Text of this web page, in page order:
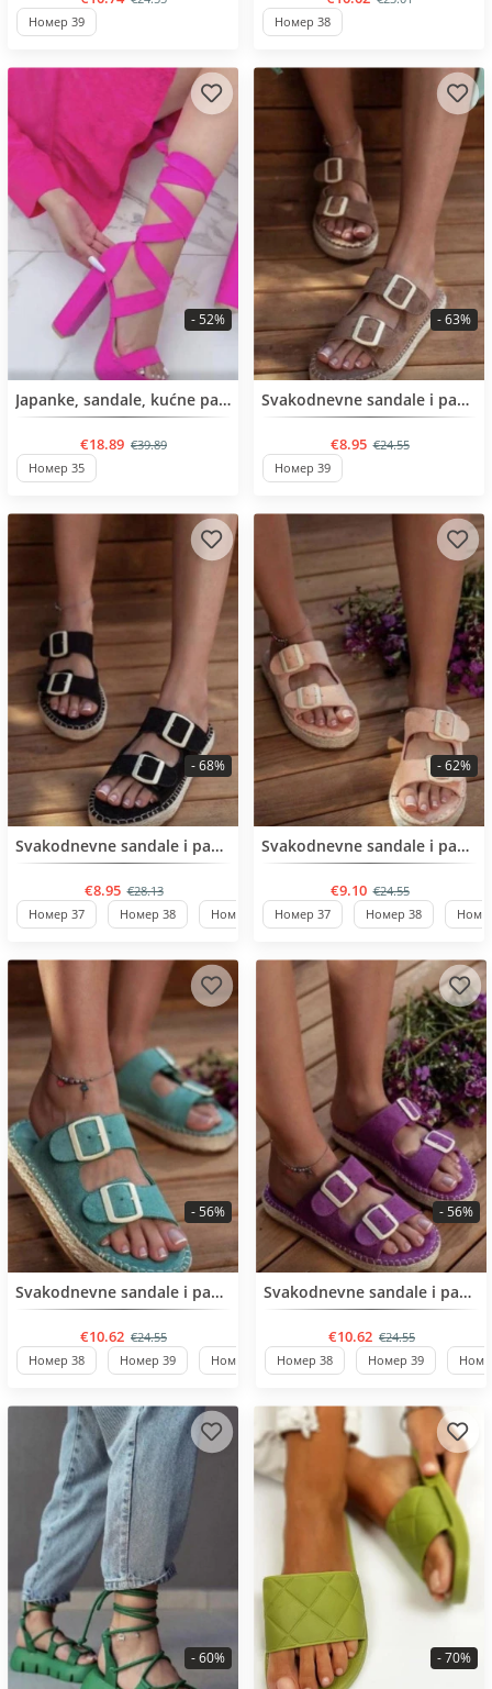
Номер 39
Номер 38
BESTSELLERJapanke, sandale, kućne papuče, crocs
€18.89 €39.89
- 52%
Номер 35
BESTSELLERSvakodnevne sandale i papuče
€8.95 €24.55
- 63%
Номер 39
BESTSELLERSvakodnevne sandale i papuče
€8.95 €28.13
- 68%
Номер 37 Номер 38 Номер 39 Номер 40 Номер 36
BESTSELLERSvakodnevne sandale i papuče
€9.10 €24.55
- 62%
Номер 37 Номер 38
BESTSELLERSvakodnevne sandale i papuče
€10.62 €24.55
- 56%
Номер 38 Номер 39 Номер 40 Номер 36
BESTSELLERSvakodnevne sandale i papuče
€10.62 €24.55
- 56%
Номер 38 Номер 39
- 60% - 70%